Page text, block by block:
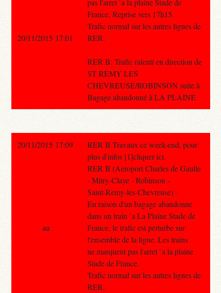
pas l'arret `a la plaine Stade de
France. Reprise vers 17h15.
Trafic normal sur les autres lignes de
RER.
RER B: Trafic ralenti en direction de
ST REMY LES
CHEVREUSE/ROBINSON suite à
Bagage abandonné à LA PLAINE
20/11/2015 17:01
20/11/2015 17:09
RER B Travaux ce week-end, pour
plus d'infos [1]cliquer ici.
RER B (Aeroport Charles de Gaulle
- Mitry-Claye - Robinson -
Saint-Remy-les-Chevreuse) :
En raison d'un bagage abandonne
dans un train `a La Plaine Stade de
France, le trafic est perturbe sur
l'ensemble de la ligne. Les trains
ne marquent pas l'arret `a la plaine
Stade de France.
Trafic normal sur les autres lignes de
RER.
au